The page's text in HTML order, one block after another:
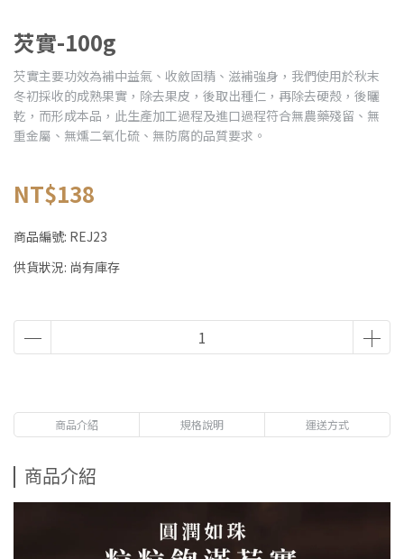
芡實-100g
芡實主要功效為補中益氣、收斂固精、滋補強身，我們使用於秋末
冬初採收的成熟果實，除去果皮，後取出種仁，再除去硬殼，後曬
乾，而形成本品，此生產加工過程及進口過程符合無農藥殘留、無
重金屬、無燻二氧化硫、無防腐的品質要求。
NT$138
商品編號: REJ23
供貨狀況: 尚有庫存
商品介紹 規格說明 運送方式
商品介紹